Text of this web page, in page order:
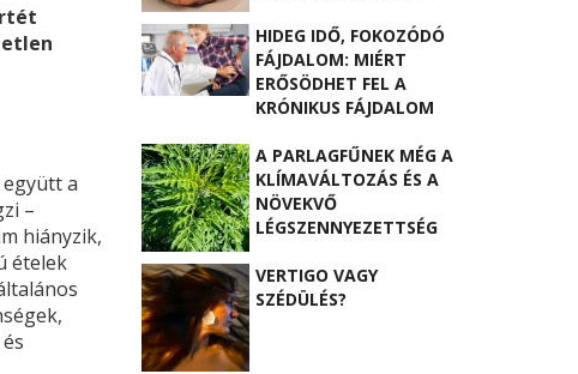
a
–
hiányzik,
ételek
HIDEG IDŐ, FOKOZÓDÓ
FÁJDALOM: MIÉRT
ERŐSÖDHET FEL A
KRÓNIKUS FÁJDALOM
A PARLAGFŰNEK MÉG A
KLÍMAVÁLTOZÁS ÉS A
NÖVEKVŐ
LÉGSZENNYEZETTSÉG
VERTIGO VAGY
SZÉDÜLÉS?